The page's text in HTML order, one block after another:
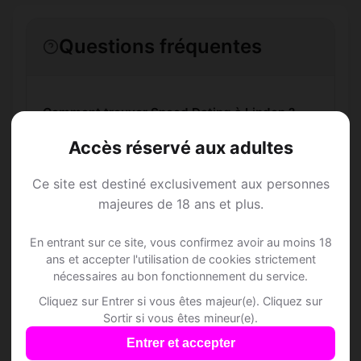
Accès réservé aux adultes
Ce site est destiné exclusivement aux personnes
majeures de 18 ans et plus.
En entrant sur ce site, vous confirmez avoir au moins 18
ans et accepter l'utilisation de cookies strictement
nécessaires au bon fonctionnement du service.
Cliquez sur Entrer si vous êtes majeur(e). Cliquez sur
Sortir si vous êtes mineur(e).
Entrer et accepter
Questions fréquentes
Comment trouver Speed Dating à Linden ?
L'inscription est-elle gratuite ?
Combien de membres Speed Dating sont
Les profils sont-ils vérifiés ?
Lieux de sortie à Linden